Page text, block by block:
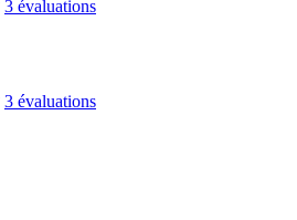
3 évaluations
3 évaluations